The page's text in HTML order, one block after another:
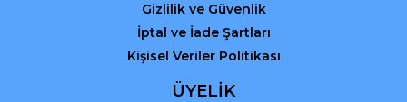
Gizlilik ve Güvenlik
İptal ve İade Şartları
Kişisel Veriler Politikası
ÜYELİK